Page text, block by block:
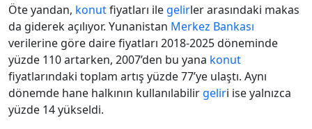
Öte yandan, konutfiyatları ile gelirler arasındaki makas
da giderek açılıyor. Yunanistan Merkez Bankası
verilerine göre daire fiyatları 2018-2025 döneminde
yüzde 110 artarken, 2007’den bu yana konut
fiyatlarındaki toplam artış yüzde 77’ye ulaştı. Aynı
dönemde hane halkının kullanılabilir geliri ise yalnızca
yüzde 14 yükseldi.